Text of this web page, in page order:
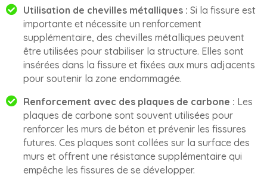
Utilisation de chevilles métalliques : Si la fissure est
importante et nécessite un renforcement
supplémentaire, des chevilles métalliques peuvent
être utilisées pour stabiliser la structure. Elles sont
insérées dans la fissure et fixées aux murs adjacents
pour soutenir la zone endommagée.
Renforcement avec des plaques de carbone : Les
plaques de carbone sont souvent utilisées pour
renforcer les murs de béton et prévenir les fissures
futures. Ces plaques sont collées sur la surface des
murs et offrent une résistance supplémentaire qui
empêche les fissures de se développer.